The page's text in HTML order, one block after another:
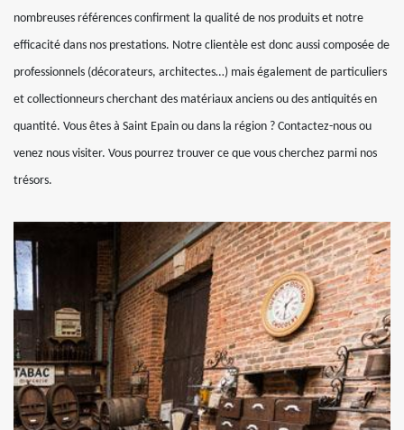
nombreuses références confirment la qualité de nos produits et notre
efficacité dans nos prestations. Notre clientèle est donc aussi composée de
professionnels (décorateurs, architectes…) mais également de particuliers
et collectionneurs cherchant des matériaux anciens ou des antiquités en
quantité. Vous êtes à Saint Epain ou dans la région ? Contactez-nous ou
venez nous visiter. Vous pourrez trouver ce que vous cherchez parmi nos
trésors.